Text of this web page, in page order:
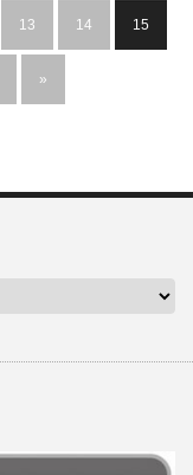
13 14 15
»